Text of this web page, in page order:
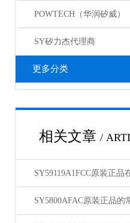
POWTECH（华润矽威）
SY矽力杰代理商
更多分类
相关文章 /